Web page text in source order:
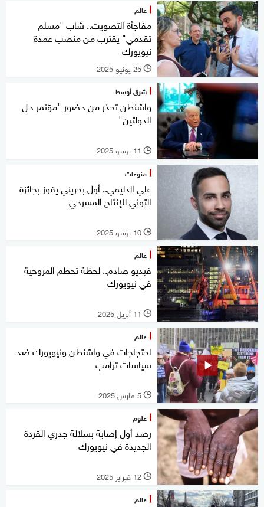
عالم
مفاجأة التصويت.. شاب "مسلم
تقدمي" يقترب من منصب عمدة
نيويورك
l 25 يونيو 2025
شرق أوسط
واشنطن تحذر من حضور "مؤتمر حل
الدولتين"
l 11 يونيو 2025
منوعات
علي الدليمي.. أول بحريني يفوز بجائزة
التوني للإنتاج المسرحي
l 10 يونيو 2025
عالم
فيديو صادم.. لحظة تحطم المروحية
في نيويورك
l 11 أبريل 2025
عالم
احتجاجات في واشنطن ونيويورك ضد
سياسات ترامب
l 5 مارس 2025
علوم
رصد أول إصابة بسلالة جدري القردة
الجديدة في نيويورك
l 12 فبراير 2025
عالم